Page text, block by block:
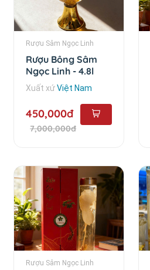
Rượu Sâm Ngọc Linh
Rượu Bông Sâm
Ngọc Linh - 4.8l
Xuất xứViệt Nam
450,000đ
7,000,000đ
Rượu Sâm Ngọc Linh